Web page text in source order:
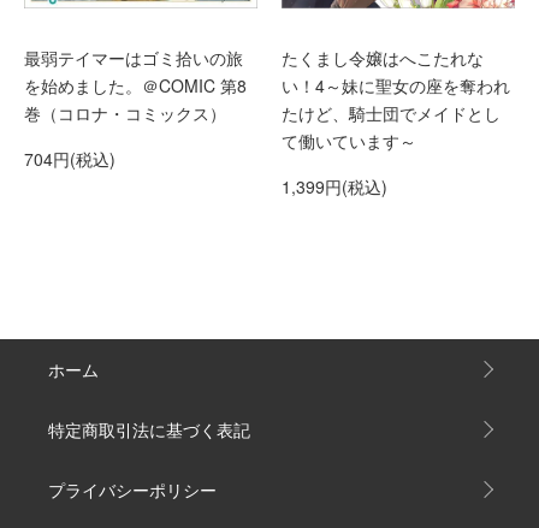
最弱テイマーはゴミ拾いの旅
を始めました。＠COMIC 第8
巻（コロナ・コミックス）
704円(税込)
たくまし令嬢はへこたれな
い！4～妹に聖女の座を奪われ
たけど、騎士団でメイドとし
て働いています～
1,399円(税込)
ホーム
特定商取引法に基づく表記
プライバシーポリシー